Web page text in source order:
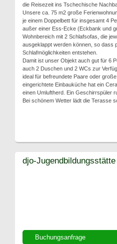
die Reisezeit ins Tschechische
Unsere ca. 75 m2 große
je einem Doppelbett für insgesamt 4
außer einer Ess-Ecke (Eckbank und
Wohnbereich mit 2 Schlafsofas, die
ausgeklappt werden können, so dass
Schlafmöglichkeiten entstehen.
Damit ist unser Objekt auch gut für 6
auch 2 Duschen und 2 WCs zur
ideal für befreundete Paare oder
eingerichtete Einbauküche hat ein
einen Umluftherd. Ein Geschirrspüler
Bei schönem Wetter lädt die Terasse
Buchungsanfrage
djo-